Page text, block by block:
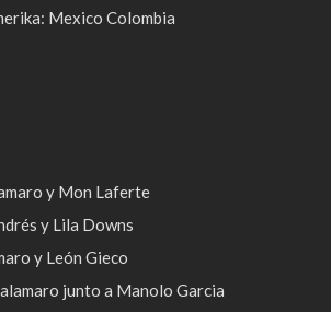
Mexico Colombia
y Mon Laferte
y Lila Downs
y León Gieco
junto a Manolo Garcia